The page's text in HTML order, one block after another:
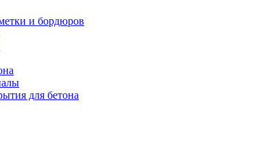
и бордюров
для бетона